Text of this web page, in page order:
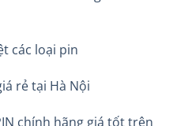
các loại pin
rẻ tại Hà Nội
chính hãng giá tốt trên